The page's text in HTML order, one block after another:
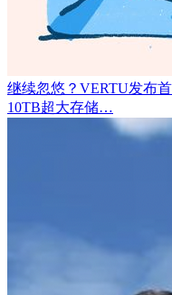
继续忽悠？VERTU发布
10TB超大存储…